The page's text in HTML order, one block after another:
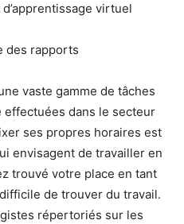
virtuel
des rapports
vaste gamme de tâches
dans le secteur
ses propres horaires est
envisagent de travailler en
trouvé votre place en tant
de trouver du travail.
répertoriés sur les